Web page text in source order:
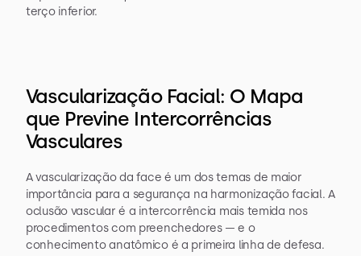
terço inferior.
Vascularização Facial: O Mapa
que Previne Intercorrências
Vasculares
A vascularização da face é um dos temas de maior
importância para a segurança na harmonização facial. A
oclusão vascular é a intercorrência mais temida nos
procedimentos com preenchedores — e o
conhecimento anatômico é a primeira linha de defesa.